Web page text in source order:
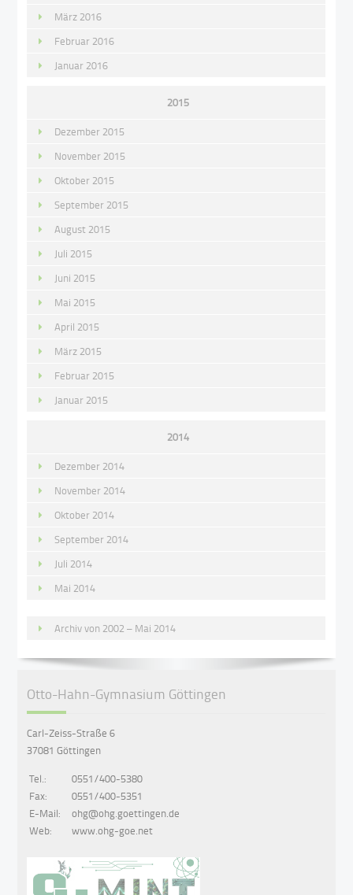
März 2016
Februar 2016
Januar 2016
2015
Dezember 2015
November 2015
Oktober 2015
September 2015
August 2015
Juli 2015
Juni 2015
Mai 2015
April 2015
März 2015
Februar 2015
Januar 2015
2014
Dezember 2014
November 2014
Oktober 2014
September 2014
Juli 2014
Mai 2014
Archiv von 2002 – Mai 2014
Otto-Hahn-Gymnasium Göttingen
Carl-Zeiss-Straße 6
37081 Göttingen
Tel.:
0551/400-5380
Fax:
0551/400-5351
E-Mail:
ohg@ohg.goettingen.de
Web:
www.ohg-goe.net